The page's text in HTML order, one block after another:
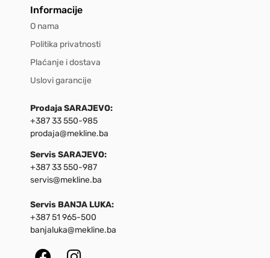
Informacije
O nama
Politika privatnosti
Plaćanje i dostava
Uslovi garancije
Prodaja SARAJEVO:
+387 33 550-985
prodaja@mekline.ba
Servis SARAJEVO:
+387 33 550-987
servis@mekline.ba
Servis BANJA LUKA:
+387 51 965-500
banjaluka@mekline.ba